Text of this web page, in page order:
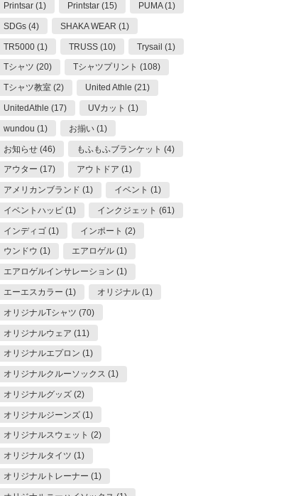
Printsar (1) Printstar (15) PUMA (1)
SDGs (4) SHAKA WEAR (1)
TR5000 (1) TRUSS (10) Trysail (1)
Tシャツ (20) Tシャツプリント (108)
Tシャツ教室 (2) United Athle (21)
UnitedAthle (17) UVカット (1)
wundou (1) お揃い (1)
お知らせ (46) もふもふブランケット (4)
アウター (17) アウトドア (1)
アメリカンブランド (1) イベント (1)
イベントハッピ (1) インクジェット (61)
インディゴ (1) インポート (2)
ウンドウ (1) エアロゲル (1)
エアロゲルインサレーション (1)
エーエスカラー (1) オリジナル (1)
オリジナルTシャツ (70)
オリジナルウェア (11)
オリジナルエプロン (1)
オリジナルクルーソックス (1)
オリジナルグッズ (2)
オリジナルジーンズ (1)
オリジナルスウェット (2)
オリジナルタイツ (1)
オリジナルトレーナー (1)